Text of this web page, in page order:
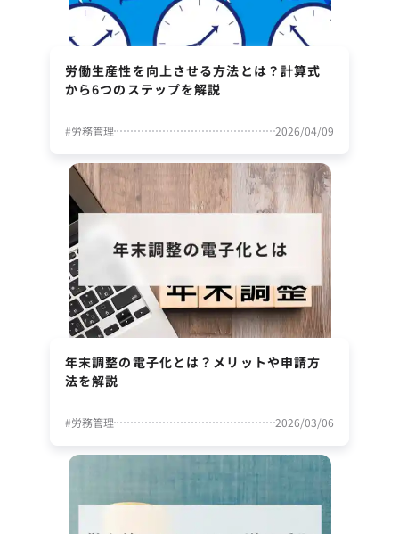
労働生産性を向上させる方法とは？計算式
から6つのステップを解説
#労務管理 2026/04/09
年末調整の電子化とは？メリットや申請方
法を解説
#労務管理 2026/03/06